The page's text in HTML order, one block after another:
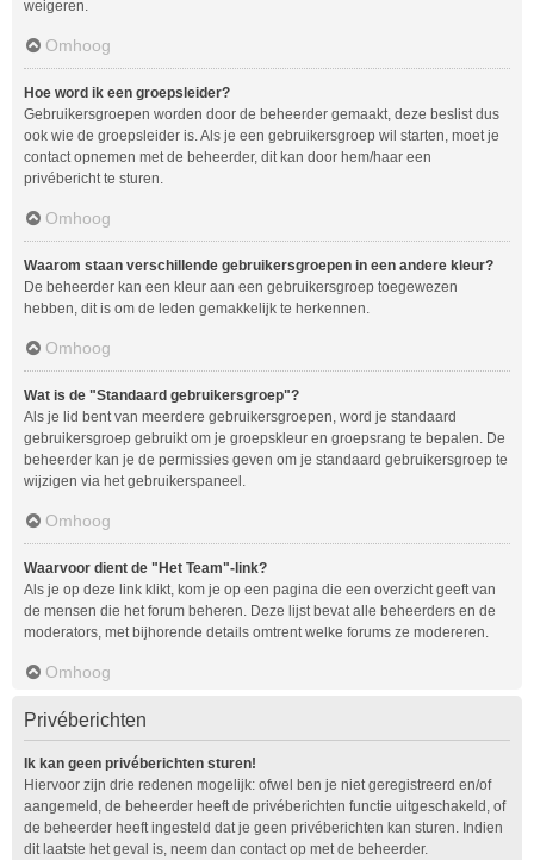
weigeren.
Omhoog
Hoe word ik een groepsleider?
Gebruikersgroepen worden door de beheerder gemaakt, deze beslist dus
ook wie de groepsleider is. Als je een gebruikersgroep wil starten, moet je
contact opnemen met de beheerder, dit kan door hem/haar een
privébericht te sturen.
Omhoog
Waarom staan verschillende gebruikersgroepen in een andere kleur?
De beheerder kan een kleur aan een gebruikersgroep toegewezen
hebben, dit is om de leden gemakkelijk te herkennen.
Omhoog
Wat is de "Standaard gebruikersgroep"?
Als je lid bent van meerdere gebruikersgroepen, word je standaard
gebruikersgroep gebruikt om je groepskleur en groepsrang te bepalen. De
beheerder kan je de permissies geven om je standaard gebruikersgroep te
wijzigen via het gebruikerspaneel.
Omhoog
Waarvoor dient de "Het Team"-link?
Als je op deze link klikt, kom je op een pagina die een overzicht geeft van
de mensen die het forum beheren. Deze lijst bevat alle beheerders en de
moderators, met bijhorende details omtrent welke forums ze modereren.
Omhoog
Privéberichten
Ik kan geen privéberichten sturen!
Hiervoor zijn drie redenen mogelijk: ofwel ben je niet geregistreerd en/of
aangemeld, de beheerder heeft de privéberichten functie uitgeschakeld, of
de beheerder heeft ingesteld dat je geen privéberichten kan sturen. Indien
dit laatste het geval is, neem dan contact op met de beheerder.